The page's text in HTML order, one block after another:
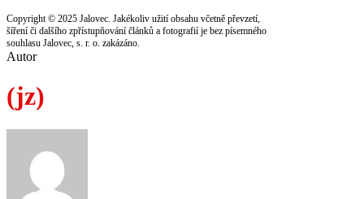
Copyright © 2025 Jalovec. Jakékoliv užití obsahu včetně převzetí,
šíření či dalšího zpřístupňování článků a fotografií je bez písemného
souhlasu Jalovec, s. r. o. zakázáno.
Autor
(jz)